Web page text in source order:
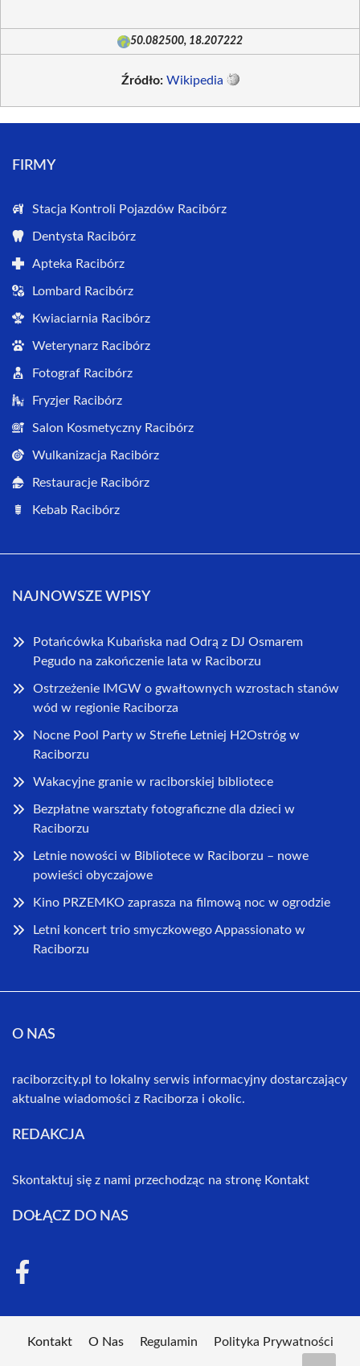
50.082500, 18.207222
Źródło: Wikipedia
FIRMY
Stacja Kontroli Pojazdów Racibórz
Dentysta Racibórz
Apteka Racibórz
Lombard Racibórz
Kwiaciarnia Racibórz
Weterynarz Racibórz
Fotograf Racibórz
Fryzjer Racibórz
Salon Kosmetyczny Racibórz
Wulkanizacja Racibórz
Restauracje Racibórz
Kebab Racibórz
NAJNOWSZE WPISY
Potańcówka Kubańska nad Odrą z DJ Osmarem
Pegudo na zakończenie lata w Raciborzu
Ostrzeżenie IMGW o gwałtownych wzrostach stanów
wód w regionie Raciborza
Nocne Pool Party w Strefie Letniej H2Ostróg w
Raciborzu
Wakacyjne granie w raciborskiej bibliotece
Bezpłatne warsztaty fotograficzne dla dzieci w
Raciborzu
Letnie nowości w Bibliotece w Raciborzu – nowe
powieści obyczajowe
Kino PRZEMKO zaprasza na filmową noc w ogrodzie
Letni koncert trio smyczkowego Appassionato w
Raciborzu
O NAS
raciborzcity.pl to lokalny serwis informacyjny dostarczający
aktualne wiadomości z Raciborza i okolic.
REDAKCJA
Skontaktuj się z nami przechodząc na stronę Kontakt
DOŁĄCZ DO NAS
Kontakt O Nas Regulamin Polityka Prywatności